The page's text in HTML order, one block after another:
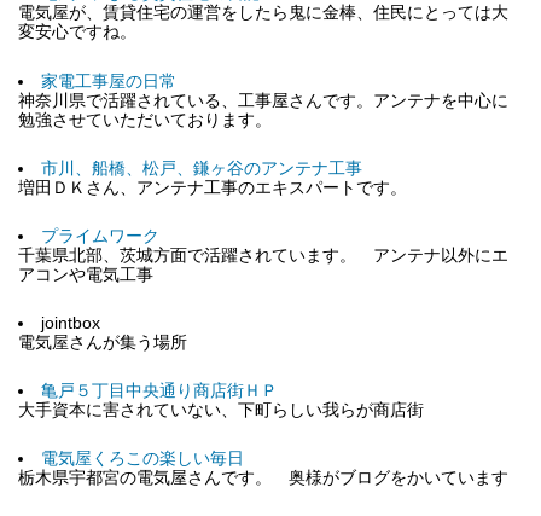
電気屋が、賃貸住宅の運営をしたら鬼に金棒、住民にとっては大
変安心ですね。
家電工事屋の日常
神奈川県で活躍されている、工事屋さんです。アンテナを中心に
勉強させていただいております。
市川、船橋、松戸、鎌ヶ谷のアンテナ工事
増田ＤＫさん、アンテナ工事のエキスパートです。
プライムワーク
千葉県北部、茨城方面で活躍されています。 アンテナ以外にエ
アコンや電気工事
jointbox
電気屋さんが集う場所
亀戸５丁目中央通り商店街ＨＰ
大手資本に害されていない、下町らしい我らが商店街
電気屋くろこの楽しい毎日
栃木県宇都宮の電気屋さんです。 奥様がブログをかいています